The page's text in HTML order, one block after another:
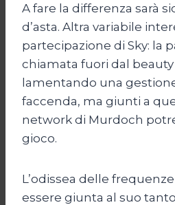
A fare la differenza sarà
d’asta. Altra variabile
partecipazione di Sky: la
chiamata fuori dal
lamentando una
faccenda, ma giunti a
network di Murdoch
gioco.
L’odissea delle
essere giunta al suo